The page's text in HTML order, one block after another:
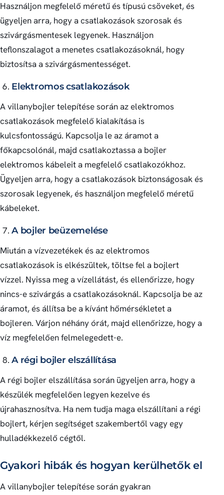
Használjon megfelelő méretű és típusú csöveket, és
ügyeljen arra, hogy a csatlakozások szorosak és
szivárgásmentesek legyenek. Használjon
teflonszalagot a menetes csatlakozásoknál, hogy
biztosítsa a szivárgásmentességet.
Elektromos csatlakozások
A villanybojler telepítése során az elektromos
csatlakozások megfelelő kialakítása is
kulcsfontosságú. Kapcsolja le az áramot a
főkapcsolónál, majd csatlakoztassa a bojler
elektromos kábeleit a megfelelő csatlakozókhoz.
Ügyeljen arra, hogy a csatlakozások biztonságosak és
szorosak legyenek, és használjon megfelelő méretű
kábeleket.
A bojler beüzemelése
Miután a vízvezetékek és az elektromos
csatlakozások is elkészültek, töltse fel a bojlert
vízzel. Nyissa meg a vízellátást, és ellenőrizze, hogy
nincs-e szivárgás a csatlakozásoknál. Kapcsolja be az
áramot, és állítsa be a kívánt hőmérsékletet a
bojleren. Várjon néhány órát, majd ellenőrizze, hogy a
víz megfelelően felmelegedett-e.
A régi bojler elszállítása
A régi bojler elszállítása során ügyeljen arra, hogy a
készülék megfelelően legyen kezelve és
újrahasznosítva. Ha nem tudja maga elszállítani a régi
bojlert, kérjen segítséget szakembertől vagy egy
hulladékkezelő cégtől.
Gyakori hibák és hogyan kerülhetők el
A villanybojler telepítése során gyakran